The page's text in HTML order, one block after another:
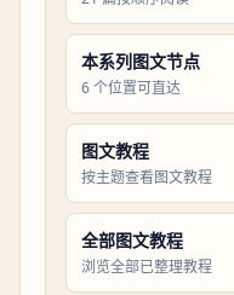
本系列图文节点
6 个位置可直达
图文教程
按主题查看图文教程
全部图文教程
浏览全部已整理教程